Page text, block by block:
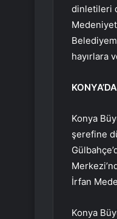
dinletileri
hayırlara
Konya
şerefine
İrfan
Konya